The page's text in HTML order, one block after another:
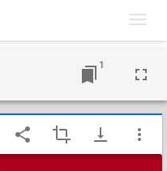
1